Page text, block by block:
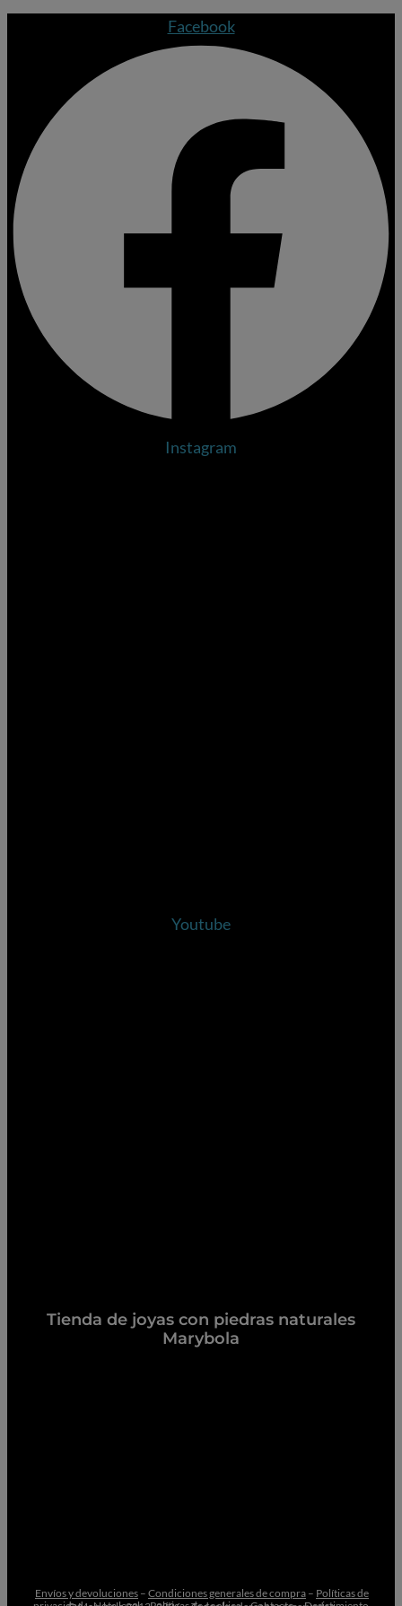
Facebook
Instagram
Youtube
Tienda de joyas con piedras naturales
Marybola
Envíos y devoluciones – Condiciones generales de compra – Políticas de